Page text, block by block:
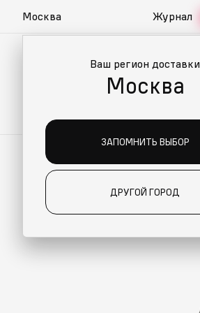
Москва
Ваш регион доставки
Москва
ЗАПОМНИТЬ ВЫБОР
ДРУГОЙ ГОРОД
Журнал
ДЛЯ ВАС